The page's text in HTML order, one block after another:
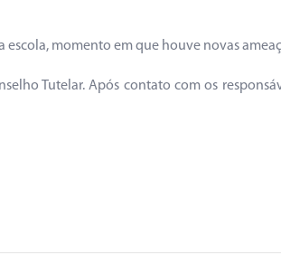
momento em que houve novas
Tutelar. Após contato com os